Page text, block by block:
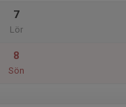
7
Lör
8
Sön